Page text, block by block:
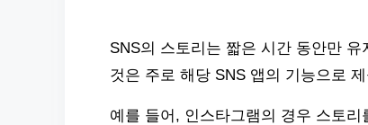
SNS의 스토리는 짧은 시간 동안만
것은 주로 해당 SNS 앱의 기능으로
예를 들어, 인스타그램의 경우 스토